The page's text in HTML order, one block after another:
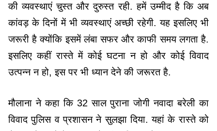
की व्यवस्थाएं चुस्त और दुरुस्त रही. हमें उम्मीद है कि अब
कांवड़ के दिनों में भी व्यवस्थाएं अच्छी रहेगी. यह इसलिए भी
जरूरी है क्योंकि इसमें लंबा सफर और काफी समय लगता है.
इसलिए कहीं रास्ते में कोई घटना न हो और कोई विवाद
उत्पन्न न हो, इस पर भी ध्यान देने की जरूरत है.
मौलाना ने कहा कि 32 साल पुराना जोगी नवादा बरेली का
विवाद पुलिस व प्रशासन ने सुलझा दिया. यहां के रास्ते को